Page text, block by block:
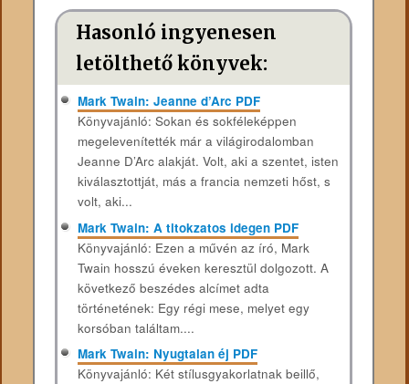
Hasonló ingyenesen
letölthető könyvek:
Mark Twain: Jeanne d’Arc PDF
Könyvajánló: Sokan és sokféleképpen
megelevenítették már a világirodalomban
Jeanne D’Arc alakját. Volt, aki a szentet, isten
kiválasztottját, más a francia nemzeti hőst, s
volt, aki...
Mark Twain: A titokzatos idegen PDF
Könyvajánló: Ezen a művén az író, Mark
Twain hosszú éveken keresztül dolgozott. A
következő beszédes alcímet adta
történetének: Egy régi mese, melyet egy
korsóban találtam....
Mark Twain: Nyugtalan éj PDF
Könyvajánló: Két stílusgyakorlatnak beillő,